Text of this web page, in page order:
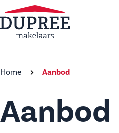
Home Aanbod
Aanbod